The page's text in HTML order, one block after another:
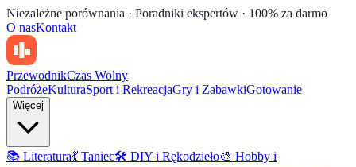
Niezależne porównania · Poradniki ekspertów · 100% za darmo
O nasKontakt
PrzewodnikCzas Wolny
PodróżeKulturaSport i RekreacjaGry i ZabawkiGotowanie
Więcej
📚 Literatura💃 Taniec🛠️ DIY i Rękodzieło🎨 Hobby i